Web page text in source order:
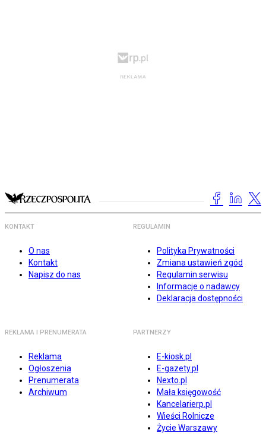
KONTAKT
O nas
Kontakt
Napisz do nas
REGULAMIN
Polityka Prywatności
Zmiana ustawień zgód
Regulamin serwisu
Informacje o nadawcy
Deklaracja dostępności
REKLAMA I PRENUMERATA
Reklama
Ogłoszenia
Prenumerata
Archiwum
PARTNERZY
E-kiosk.pl
E-gazety.pl
Nexto.pl
Mała księgowość
Kancelarierp.pl
Wieści Rolnicze
Życie Warszawy